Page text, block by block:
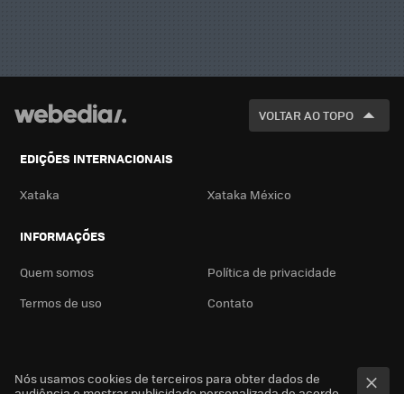
VOLTAR AO TOPO
EDIÇÕES INTERNACIONAIS
Xataka Xataka México
INFORMAÇÕES
Quem somos
Política de privacidade
Termos de uso
Contato
Nós usamos cookies de terceiros para obter dados de